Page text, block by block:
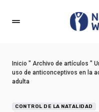
Inicio " Archivo de artículos "
uso de anticonceptivos en la
adulta
CONTROL DE LA NATALIDAD